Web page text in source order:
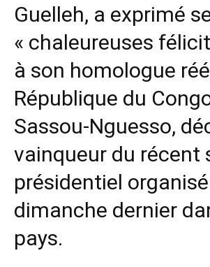
Guelleh, a exprimé
« chaleureuses
à son homologue
République du
Sassou-Nguesso,
vainqueur du récent
présidentiel organisé
dimanche dernier
pays.